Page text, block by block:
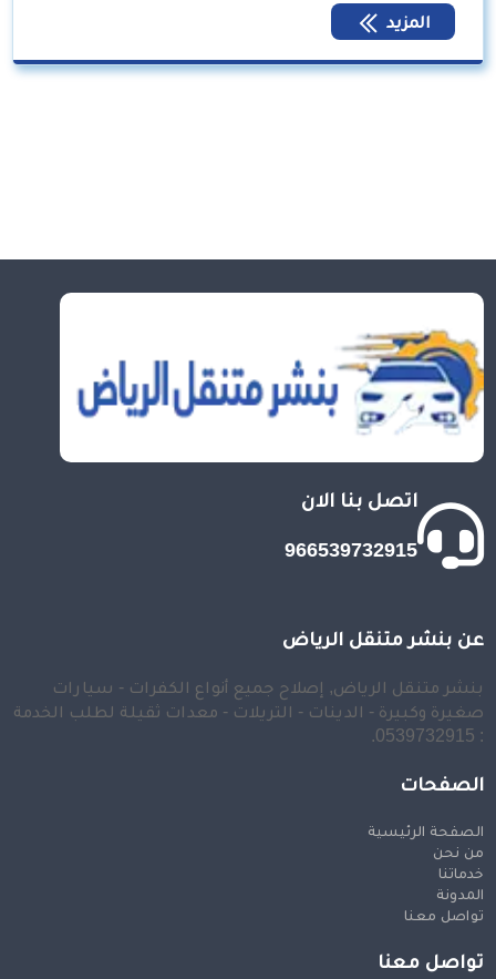
المزيد
اتصل بنا الان
966539732915
عن بنشر متنقل الرياض
بنشر متنقل الرياض, إصلاح جميع أنواع الكفرات - سيارات
صغيرة وكبيرة - الدينات - التريلات - معدات ثقيلة لطلب الخدمة
: 0539732915.
الصفحات
الصفحة الرئيسية
من نحن
خدماتنا
المدونة
تواصل معنا
تواصل معنا